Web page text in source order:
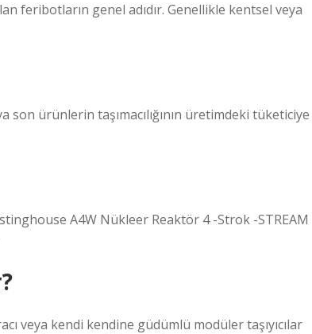
feribotların genel adıdır. Genellikle kentsel veya
ürünlerin taşımacılığının üretimdeki tüketiciye
A4W Nükleer Reaktör 4 -Strok -STREAM
veya kendi kendine güdümlü modüler taşıyıcılar